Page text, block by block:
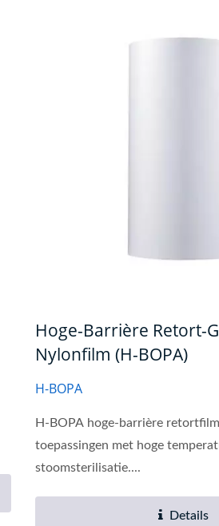
Hoge-Barrière Retort-
Nylonfilm (H-BOPA)
H-BOPA
H-BOPA hoge-barrière
toepassingen met hoge
stoomsterilisatie....
Details